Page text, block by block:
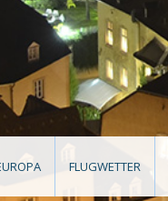
FLUGWETTER